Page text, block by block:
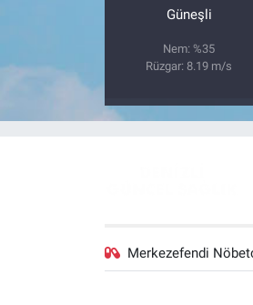
Güneşli
Nem: %35
Rüzgar: 8.19 m/s
Merkezefendi